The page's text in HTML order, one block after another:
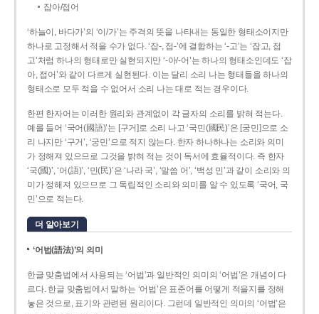
잡아/접어
‘하늘이, 바다가’의 ‘이/가’는 주격의 뜻을 나타내는 동일한 형태소이지만
하나로 고정해서 적을 수가 없다. ‘잡-, 접-’에 결합하는 ‘-고’는 ‘잡고, 접
고’처럼 하나의 형태로만 실현되지만 ‘-아/-어’는 하나의 형태소인데도 ‘잡
아, 접어’와 같이 다르게 실현된다. 이는 달리 소리 나는 형태들을 하나의
형태소로 모두 적을 수 없어서 소리 나는 대로 적는 경우이다.
한편 한자어는 이러한 원리와 관계없이 각 글자의 소리를 밝혀 적는다.
예를 들어 ‘국어(國語)’는 [구거]로 소리 나고 ‘국민(國民)’은 [궁민]으로 소
리 나지만 ‘구거’, ‘궁민’으로 적지 않는다. 한자 하나하나는 소리와 의미
가 정해져 있으므로 그것을 밝혀 적는 것이 독서에 효율적이다. 즉 한자
‘국(國)’, ‘어(語)’, ‘민(民)’은 ‘나라 국’, ‘말씀 어’, ‘백성 민’과 같이 소리와 의
미가 정해져 있으므로 그 독립적인 소리와 의미를 알 수 있도록 ‘국어, 국
민’으로 적는다.
더 알아보기
‘어법(語法)’의 의미
한글 맞춤법에서 사용되는 ‘어법’과 일반적인 의미의 ‘어법’은 개념이 다
르다. 한글 맞춤법에서 말하는 ‘어법’은 표준어를 어떻게 적을지를 정해
놓은 것으로, 표기와 관련된 원리이다. 그런데 일반적인 의미의 ‘어법’은